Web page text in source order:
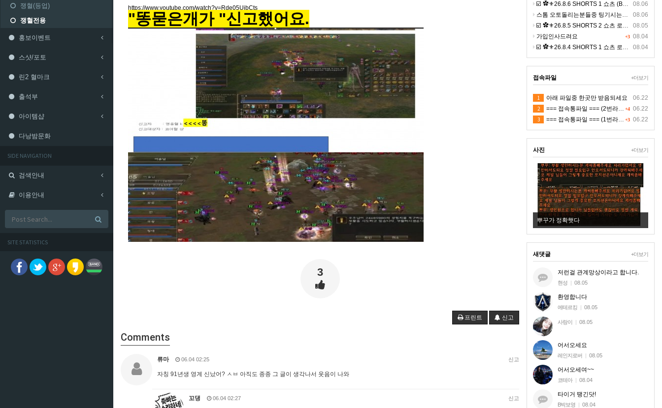
쟁혈(등업)
쟁혈전용
홍보이벤트
스샷/포토
린2 혈마크
출석부
아이템샵
다낭밤문화
SIDE NAVIGATION
검색안내
이용안내
SITE STATISTICS
https://www.youtube.com/watch?v=Rde05UjbCts
"똥묻은개가 "신고했어요.
3
프린트 신고
Comments
류마 06.04 02:25 신고
자칭 91년생 영계 신났어? ㅅㅂ 아직도 종종 그 글이 생각나서 웃음이 나와
꼬댕 06.04 02:27 신고
08.06
☑️ ✿⚜26.8.6 SHORTS 1 쇼츠 (BGM) ⚜✿
08.06
스톰 오토돌리는분들중 팅기시는분있나요 ?ㅠㅠ
08.05
☑️ ✿⚜26.8.5 SHORTS 2 쇼츠 로드 (BGM) ⚜✿ 고화질
+3 08.04
가입인사드려요
08.04
☑️ ✿⚜26.8.4 SHORTS 1 쇼츠 로드 (BGM) ⚜✿ 고화질
+더보기
접속파일
06.22
1 아래 파일중 한곳만 받음되세요
+4 06.22
2 === 접속통파일 === (2번라인)
+3 06.22
3 === 접속통파일 === (1번라인)
+더보기
사진
신고합니다 뿌꾸가 정확햇다
+더보기
새댓글
저런걸 관계망상이라고 합니다.
현성 | 08.05
환영합니다
에테르킹 | 08.05
사랑이 | 08.05
어서오세요
레인지로버 | 08.05
어서오세여~~
코테아 | 08.04
타이거 땡긴닷!
B박보영 | 08.04